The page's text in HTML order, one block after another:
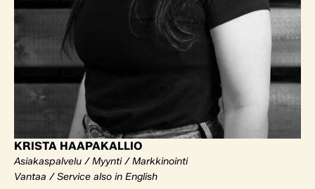
KRISTA HAAPAKALLIO
Asiakaspalvelu / Myynti / Markkinointi
Vantaa / Service also in English